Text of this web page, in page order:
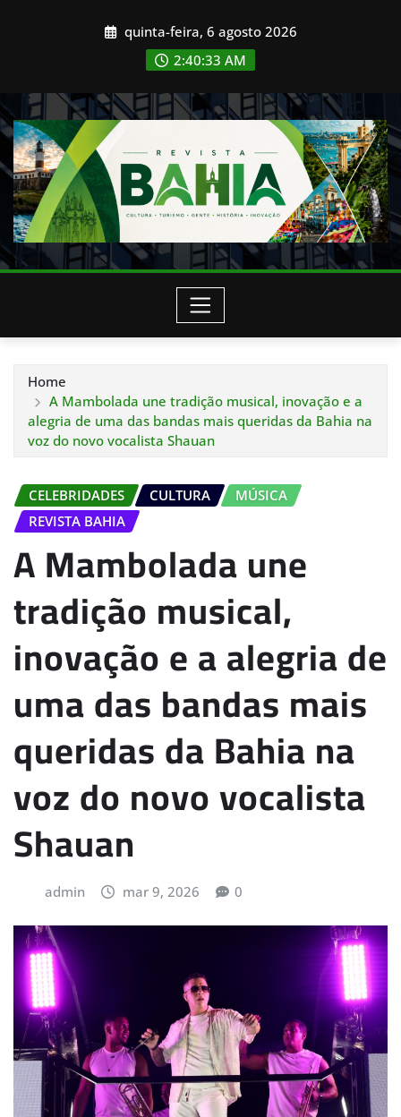
quinta-feira, 6 agosto 2026
2:40:36 AM
Home
A Mambolada une tradição musical, inovação e a
alegria de uma das bandas mais queridas da Bahia na
voz do novo vocalista Shauan
CELEBRIDADES CULTURA
MÚSICA
REVISTA BAHIA
A Mambolada une
tradição musical,
inovação e a alegria de
uma das bandas mais
queridas da Bahia na
voz do novo vocalista
Shauan
admin mar 9, 2026 0